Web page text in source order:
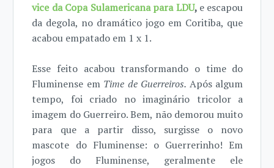
vice da Copa Sulamericana para LDU, e escapou
da degola, no dramático jogo em Coritiba, que
acabou empatado em 1 x 1.
Esse feito acabou transformando o time do
Fluminense em Time de Guerreiros. Após algum
tempo, foi criado no imaginário tricolor a
imagem do Guerreiro. Bem, não demorou muito
para que a partir disso, surgisse o novo
mascote do Fluminense: o Guerrerinho! Em
jogos do Fluminense, geralmente ele